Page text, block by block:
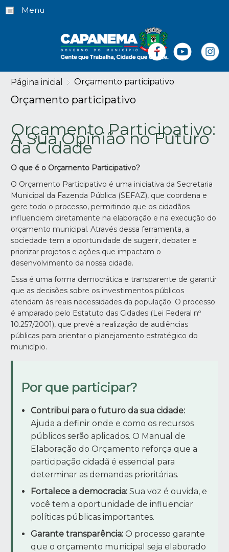
Menu
Página inicial Orçamento participativo
Orçamento participativo
Orçamento Participativo:
A Sua Opinião no Futuro
da Cidade
O que é o Orçamento Participativo?
O Orçamento Participativo é uma iniciativa da Secretaria
Municipal da Fazenda Pública (SEFAZ), que coordena e
gere todo o processo, permitindo que os cidadãos
influenciem diretamente na elaboração e na execução do
orçamento municipal. Através dessa ferramenta, a
sociedade tem a oportunidade de sugerir, debater e
priorizar projetos e ações que impactam o
desenvolvimento da nossa cidade.
Essa é uma forma democrática e transparente de garantir
que as decisões sobre os investimentos públicos
atendam às reais necessidades da população. O processo
é amparado pelo Estatuto das Cidades (Lei Federal nº
10.257/2001), que prevê a realização de audiências
públicas para orientar o planejamento estratégico do
município.
Por que participar?
Contribui para o futuro da sua cidade:
Ajuda a definir onde e como os recursos
públicos serão aplicados. O Manual de
Elaboração do Orçamento reforça que a
participação cidadã é essencial para
determinar as demandas prioritárias.
Fortalece a democracia: Sua voz é ouvida, e
você tem a oportunidade de influenciar
políticas públicas importantes.
Garante transparência: O processo garante
que o orçamento municipal seja elaborado